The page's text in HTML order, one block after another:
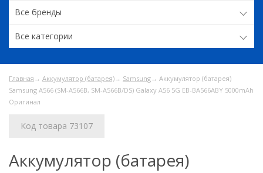
Все бренды
Все категории
Главная → Аккумулятор (батарея)→ Samsung→ Аккумулятор (батарея)
Samsung A566 (SM-A566B, SM-A566B/DS) Galaxy A56 5G EB-BA566ABY 5000mAh
Оригинал
Код товара 73107
Аккумулятор (батарея)